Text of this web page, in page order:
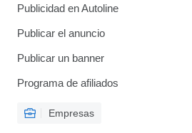
Publicidad en Autoline
Publicar el anuncio
Publicar un banner
Programa de afiliados
Empresas